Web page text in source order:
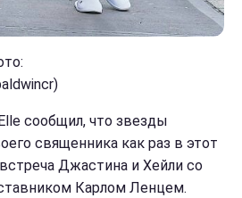
сообщил, что звезды
священника как раз в этот
Джастина и Хейли со
Карлом Ленцем.